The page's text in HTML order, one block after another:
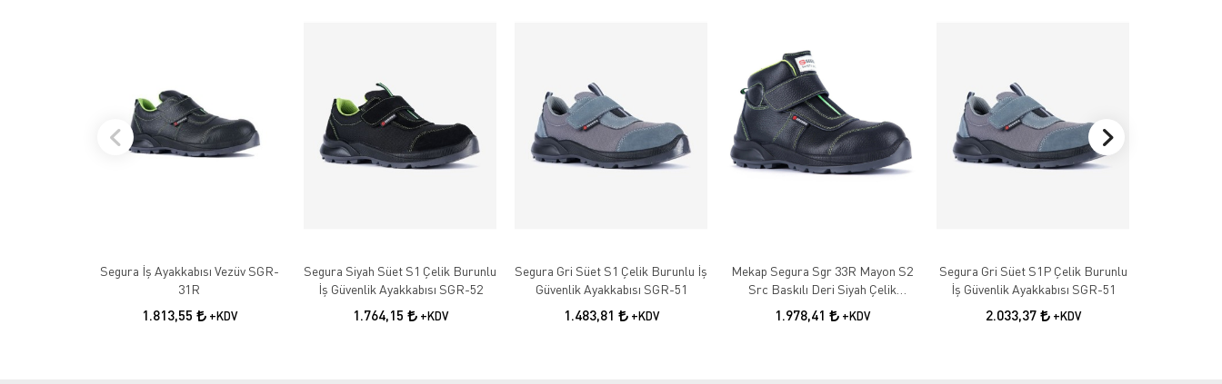
Segura İş Ayakkabısı Vezüv SGR-
31R
1.813,55 +KDV
Segura Siyah Süet S1 Çelik Burunlu
İş Güvenlik Ayakkabısı SGR-52
1.764,15 +KDV
Segura Gri Süet S1 Çelik Burunlu İş
Güvenlik Ayakkabısı SGR-51
1.483,81 +KDV
Mekap Segura Sgr 33R Mayon S2
Src Baskılı Deri Siyah Çelik
Burunlu Iş Güvenlik Botu
1.978,41 +KDV
Segura Gri Süet S1P Çelik Burunlu
İş Güvenlik Ayakkabısı SGR-51
2.033,37 +KDV